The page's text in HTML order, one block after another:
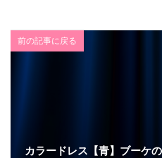
前の記事に戻る
カラードレス【青】ブーケ